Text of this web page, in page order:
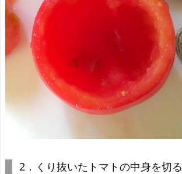
2．くり抜いたトマトの中身を切る